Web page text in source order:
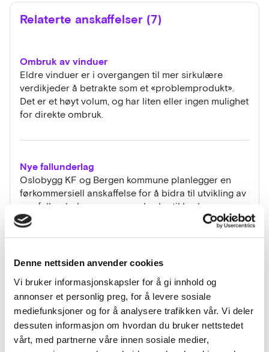
Denne nettsiden anvender cookies
Vi bruker informasjonskapsler for å gi innhold og
annonser et personlig preg, for å levere sosiale
mediefunksjoner og for å analysere trafikken vår. Vi deler
dessuten informasjon om hvordan du bruker nettstedet
vårt, med partnerne våre innen sosiale medier,
Relaterte anskaffelser (7)
Ombruk av vinduer
Eldre vinduer er i overgangen til mer sirkulære
verdikjeder å betrakte som et «problemprodukt».
Det er et høyt volum, og har liten eller ingen mulighet
for direkte ombruk.
Nye fallunderlag
Oslobygg KF og Bergen kommune planlegger en
førkommersiell anskaffelse for å bidra til utvikling av
nye fallunderlag som svarer bedre til brukernes
behov enn dagens løsninger. De nye løsningene skal
ikke utgjøre noen risiko for miljøet og gjerne ha en…
Fossilfri byggeplass
Omsorgsbygg ønsket å sette klimagassutslipp på
agendaen ved å ta tak i utslippene direkte fra
byggeplassene de er involvert i og utforske
mulighetene for å få testet ut fossilfri teknologi.